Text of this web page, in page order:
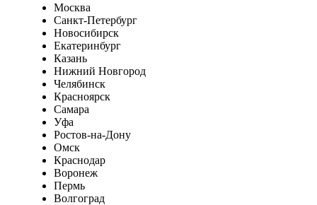
Москва
Санкт-Петербург
Новосибирск
Екатеринбург
Казань
Нижний Новгород
Челябинск
Красноярск
Самара
Уфа
Ростов-на-Дону
Омск
Краснодар
Воронеж
Пермь
Волгоград